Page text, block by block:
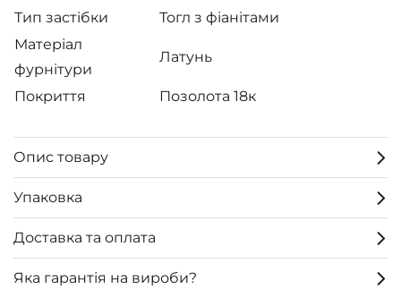
Тип застібки
Тогл з фіанітами
Матеріал
фурнітури
Латунь
Покриття Позолота 18к
Опис товару
Упаковка
Доставка та оплата
Яка гарантія на вироби?